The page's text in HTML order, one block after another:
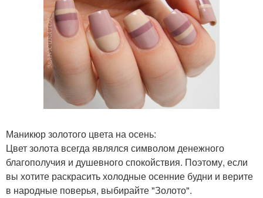
Маникюр золотого цвета на осень:
Цвет золота всегда являлся символом денежного
благополучия и душевного спокойствия. Поэтому, если
вы хотите раскрасить холодные осенние будни и верите
в народные поверья, выбирайте "Золото".